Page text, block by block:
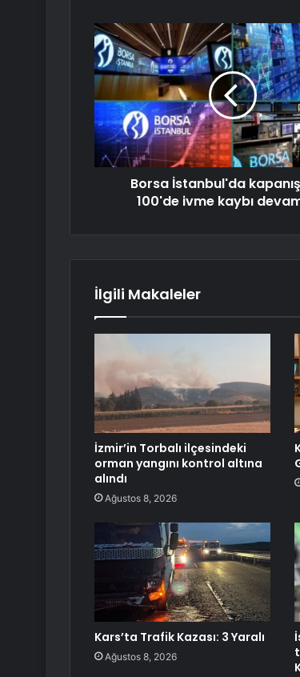
Borsa İstanbul'da
100'de ivme kaybı
İlgili Makaleler
İzmir’in Torbalı ilçesindeki
orman yangını kontrol altına
alındı
Ağustos 8, 2026
Kars’ta Trafik Kazası: 3 Yaralı
Ağustos 8, 2026